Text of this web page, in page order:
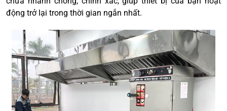
động trở lại trong thời gian ngắn nhất.